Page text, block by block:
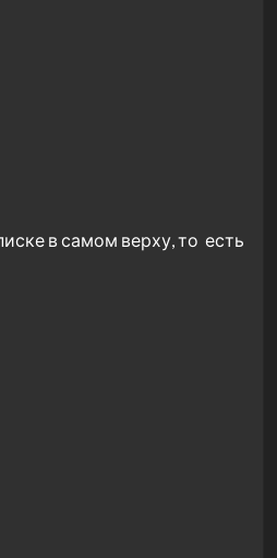
в самом верху, то есть